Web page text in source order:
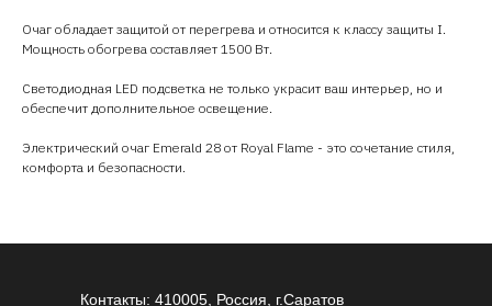
Очаг обладает защитой от перегрева и относится к классу защиты I.
Мощность обогрева составляет 1500 Вт.
Светодиодная LED подсветка не только украсит ваш интерьер, но и
обеспечит дополнительное освещение.
Электрический очаг Emerald 28 от Royal Flame - это сочетание стиля,
комфорта и безопасности.
Контакты: 410005, Россия, г.Саратов